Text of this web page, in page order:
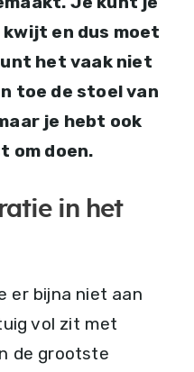
en dus moet
het vaak niet
toe de stoel van
je hebt ook
om doen.
in het
er bijna niet aan
vol zit met
de grootste